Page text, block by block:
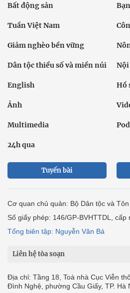
Bất động sản
Tuần Việt Nam
Giảm nghèo bền vững
Dân tộc thiểu số và miền núi Nội
English Hồ
Ảnh
Multimedia
24h qua
Tuyến bài
Cơ quan chủ quản: Bộ Dân tộc và
Số giấy phép: 146/GP-BVHTTDL, cấp
Tổng biên tập: Nguyễn Văn Bá
Liên hệ tòa soạn
Địa chỉ: Tầng 18, Toà nhà Cục Viễn
Đình Nghệ, phường Cầu Giấy, TP. Hà